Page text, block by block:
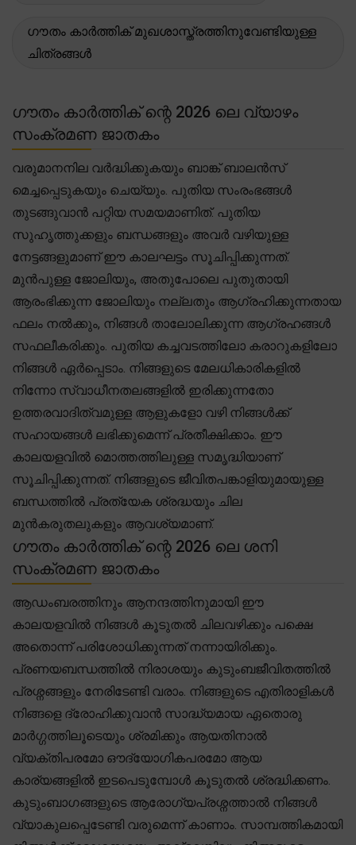
ഗൗതം കാർത്തിക് മുഖശാസ്ത്രത്തിനുവേണ്ടിയുള്ള
ചിത്രങ്ങൾ
ഗൗതം കാർത്തിക് ന്റെ 2026 ലെ വ്യാഴം
സംക്രമണ ജാതകം
വരുമാനനില വർദ്ധിക്കുകയും ബാങ്ക് ബാലൻസ്
മെച്ചപ്പെടുകയും ചെയ്യും. പുതിയ സംരംഭങ്ങൾ
തുടങ്ങുവാൻ പറ്റിയ സമയമാണിത്. പുതിയ
സുഹൃത്തുക്കളും ബന്ധങ്ങളും അവർ വഴിയുള്ള
നേട്ടങ്ങളുമാണ് ഈ കാലഘട്ടം സൂചിപ്പിക്കുന്നത്.
മുൻപുള്ള ജോലിയും, അതുപോലെ പുതുതായി
ആരംഭിക്കുന്ന ജോലിയും നല്ലതും ആഗ്രഹിക്കുന്നതായ
ഫലം നൽക്കും, നിങ്ങൾ താലോലിക്കുന്ന ആഗ്രഹങ്ങൾ
സഫലീകരിക്കും. പുതിയ കച്ചവടത്തിലോ കരാറുകളിലോ
നിങ്ങൾ ഏർപ്പെടാം. നിങ്ങളുടെ മേലധികാരികളിൽ
നിന്നോ സ്വാധീനതലങ്ങളിൽ ഇരിക്കുന്നതോ
ഉത്തരവാദിത്വമുള്ള ആളുകളോ വഴി നിങ്ങൾക്ക്
സഹായങ്ങൾ ലഭിക്കുമെന്ന് പ്രതീക്ഷിക്കാം. ഈ
കാലയളവിൽ മൊത്തത്തിലുള്ള സമൃദ്ധിയാണ്
സൂചിപ്പിക്കുന്നത്. നിങ്ങളുടെ ജീവിതപങ്കാളിയുമായുള്ള
ബന്ധത്തിൽ പ്രത്യേക ശ്രദ്ധയും ചില
മുൻകരുതലുകളും ആവശ്യമാണ്.
ഗൗതം കാർത്തിക് ന്റെ 2026 ലെ ശനി
സംക്രമണ ജാതകം
ആഡംബരത്തിനും ആനന്ദത്തിനുമായി ഈ
കാലയളവിൽ നിങ്ങൾ കൂടുതൽ ചിലവഴിക്കും പക്ഷെ
അതൊന്ന് പരിശോധിക്കുന്നത് നന്നായിരിക്കും.
പ്രണയബന്ധത്തിൽ നിരാശയും കുടുംബജീവിതത്തിൽ
പ്രശ്നങ്ങളും നേരിടേണ്ടി വരാം. നിങ്ങളുടെ എതിരാളികൾ
നിങ്ങളെ ദ്രോഹിക്കുവാൻ സാദ്ധ്യമായ ഏതൊരു
മാർഗ്ഗത്തിലൂടെയും ശ്രമിക്കും ആയതിനാൽ
വ്യക്തിപരമോ ഔദ്യോഗികപരമോ ആയ
കാര്യങ്ങളിൽ ഇടപെടുമ്പോൾ കൂടുതൽ ശ്രദ്ധിക്കണം.
കുടുംബാഗങ്ങളുടെ ആരോഗ്യപ്രശ്നത്താൽ നിങ്ങൾ
വ്യാകുലപ്പെടേണ്ടി വരുമെന്ന് കാണാം. സാമ്പത്തികമായി